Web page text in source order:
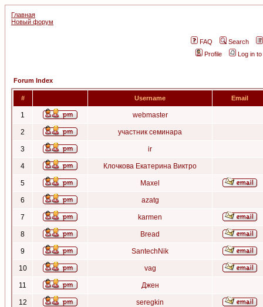
Главная
Новый форум
FAQ
Search
Profile
Log in
Forum Index
# Username Email
1 webmaster
2 участник семинара
3 ir
4 Клочкова Екатерина Виктро
5 Maxel
6 azatg
7 karmen
8 Bread
9 SantechNik
10 vag
11 Джен
12 seregkin